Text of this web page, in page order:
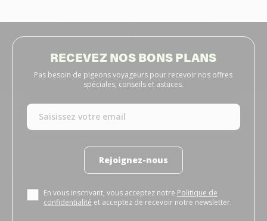
RECEVEZ NOS BONS PLANS
Pas besoin de pigeons voyageurs pour recevoir nos offres
spéciales, conseils et astuces.
Rejoignez-nous
En vous inscrivant, vous acceptez notre Politique de
confidentialité et acceptez de recevoir notre newsletter.